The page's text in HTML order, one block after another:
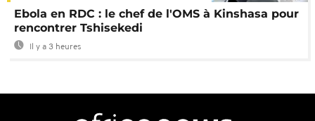
Ebola en RDC : le chef de l'OMS à Kinshasa pour
rencontrer Tshisekedi
Il y a 3 heures